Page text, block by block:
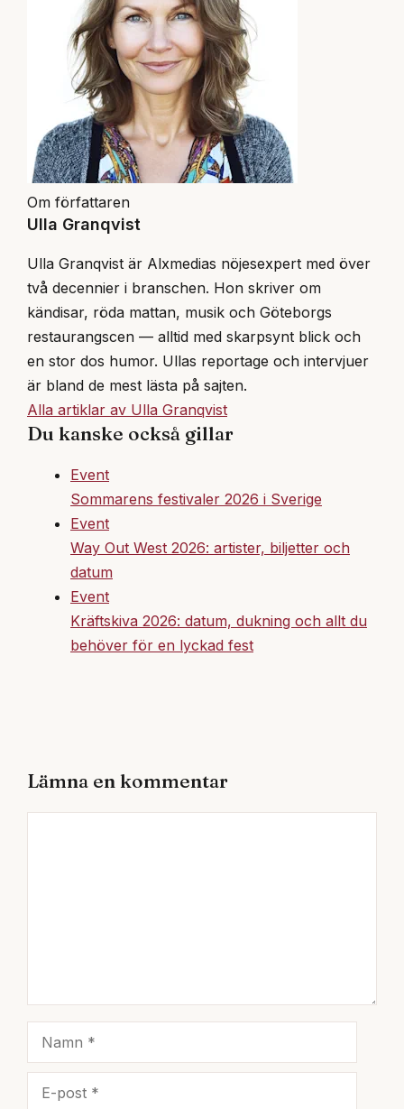
Om författaren
Ulla Granqvist
Ulla Granqvist är Alxmedias nöjesexpert med över
två decennier i branschen. Hon skriver om
kändisar, röda mattan, musik och Göteborgs
restaurangscen — alltid med skarpsynt blick och
en stor dos humor. Ullas reportage och intervjuer
är bland de mest lästa på sajten.
Alla artiklar av Ulla Granqvist
Du kanske också gillar
Event
Sommarens festivaler 2026 i Sverige
Event
Way Out West 2026: artister, biljetter och
datum
Event
Kräftskiva 2026: datum, dukning och allt du
behöver för en lyckad fest
Lämna en kommentar
Namn